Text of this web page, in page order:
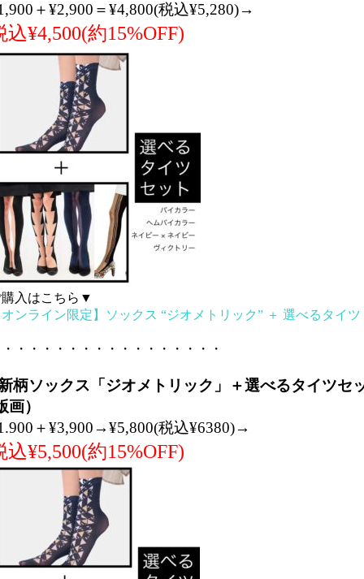
＋¥2,900＝¥4,800(税込¥5,280)→
込¥4,500(約15%OFF)
入はこちら▼
ンライン限定】ソックス “ジオメトリック” ＋ 選べるタイツ
・・・・・・・・・・・・・・・・
柄ソックス「ジオメトリック」＋選べるタイツセ
画）
＋¥3,900→¥5,800(税込¥6380)→
込¥5,500(約15%OFF)